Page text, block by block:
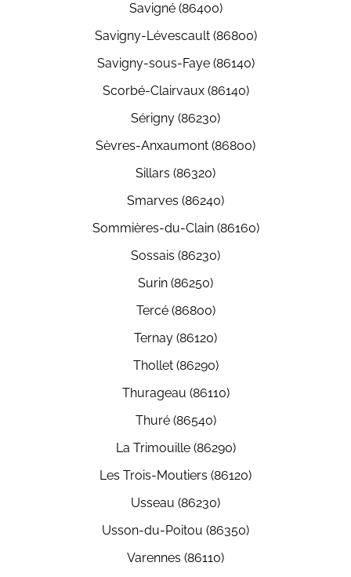
Savigné (86400)
Savigny-Lévescault (86800)
Savigny-sous-Faye (86140)
Scorbé-Clairvaux (86140)
Sérigny (86230)
Sèvres-Anxaumont (86800)
Sillars (86320)
Smarves (86240)
Sommières-du-Clain (86160)
Sossais (86230)
Surin (86250)
Tercé (86800)
Ternay (86120)
Thollet (86290)
Thurageau (86110)
Thuré (86540)
La Trimouille (86290)
Les Trois-Moutiers (86120)
Usseau (86230)
Usson-du-Poitou (86350)
Varennes (86110)